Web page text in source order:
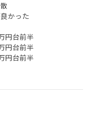
かった
円台前半
円台前半
円台前半